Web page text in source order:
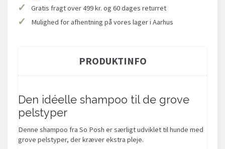
✓ Gratis fragt over 499 kr. og 60 dages returret
✓ Mulighed for afhentning på vores lager i Aarhus
PRODUKTINFO
Den idéelle shampoo til de grove
pelstyper
Denne shampoo fra So Posh er særligt udviklet til hunde med
grove pelstyper, der kræver ekstra pleje.